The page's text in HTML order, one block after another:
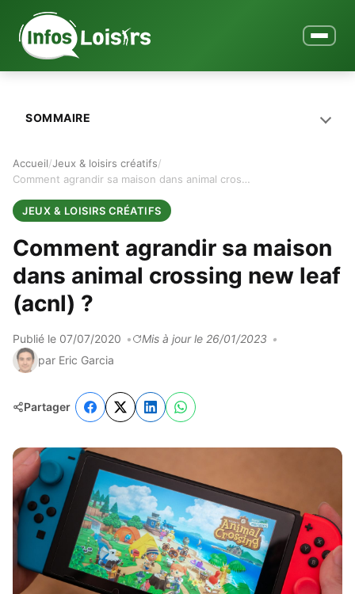
Ouvrir le
Accueil Jeux & loisirs créatifs
Comment agrandir sa maison dans animal crossing new leaf (acnl) ?
JEUX & LOISIRS CRÉATIFS
Comment agrandir sa maison
dans animal crossing new leaf
(acnl) ?
Publié le 07/07/2020
Mis à jour le 26/01/2023
par Eric Garcia
Partager
SOMMAIRE